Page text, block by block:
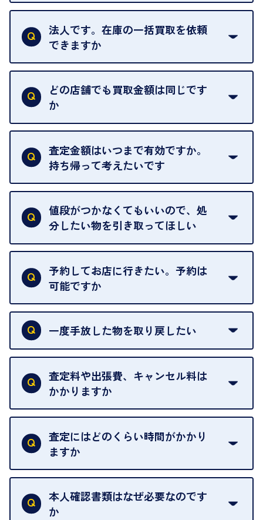
はい。1点でもお伺いします。
法人です。在庫の一括買取を依頼
できますか
はい。喜んで承ります。出張買取をご利用くださ
い。
ご指定の場所にお伺いします。
どの店舗でも買取金額は同じです
か
はい。全店舗一律です。
ただし、中古市場は日々変動するため、査定した日
によって査定額が変わることはございます。
査定金額はいつまで有効ですか。
持ち帰って考えたいです
査定額は当日限り有効です。
中古市場が日々変動するため、翌日には査定額が変
わることがございます。
値段がつかなくてもいいので、処
分したい物を引き取ってほしい
再販不可能な物は、場合によってはお断りすること
がございます。ご了承ください。
予約してお店に行きたい。予約は
可能ですか
申し訳ありませんが、現在はご来店の予約は承って
おりません。
を整えておりますので、お好きな時にお越しくださ
い。
お急ぎの場合はスタッフに一言お声がけください。
可能な限り、迅速に対応させていただきます。
一度手放した物を取り戻したい
当店は質店ではありませんので、買い取ったお品物
は基本的に販売へと回されます。買い戻しはできま
せんので、ご了承ください。
グオフが可能です。
契約破棄という形で、お品物をお戻しすることがで
きます。
売却当日を含む8日間のうちに、お気軽にお申し出
出張買取のお品物は、8日間保管しております。
査定料や出張費、キャンセル料は
かかりますか
一切いただいておりません。査定金額にご納得いた
だけない場合は、その場でお断りいただいても問題
ございません。お気軽にご相談ください。
査定にはどのくらい時間がかかり
ますか
お品物の内容や点数によって異なりますが、店頭買
取の場合は1点あたり数分程度が目安です。大量の
お品物の場合は、お時間をいただくことがございま
本人確認書類はなぜ必要なのです
か